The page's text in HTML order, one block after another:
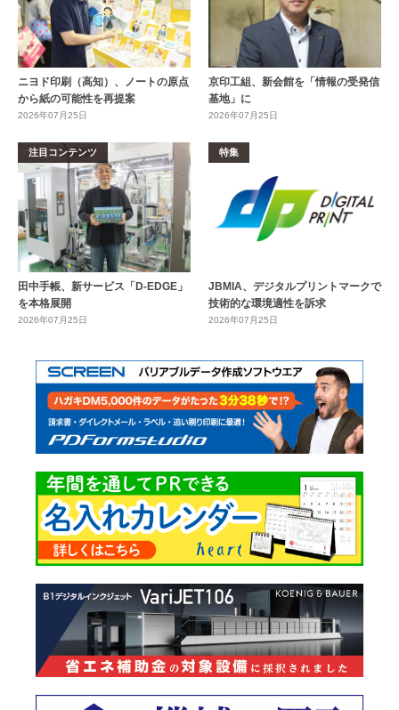
ニヨド印刷（高知）、ノートの原点
から紙の可能性を再提案
2026年07月25日
京印工組、新会館を「情報の受発信
基地」に
2026年07月25日
注目コンテンツ
田中手帳、新サービス「D-EDGE」
を本格展開
2026年07月25日
特集
JBMIA、デジタルプリントマークで
技術的な環境適性を訴求
2026年07月25日